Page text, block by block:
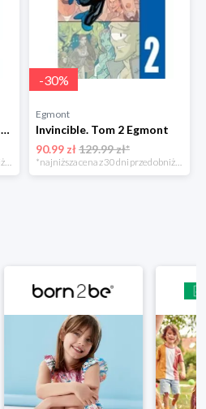
Star Wars. Poszukiwania Mocy. Tom 6 Egmont
*najniższa cena z 30 dni przed obniżką
-30%
Egmont
Invincible. Tom 2 Egmont
90.99 zł129.99 zł*
*najniższa cena z 30 dni przed obniżką